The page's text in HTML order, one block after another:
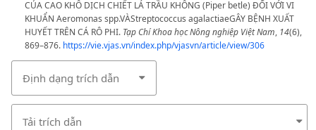
CỦA CAO KHÔ DỊCH CHIẾT LÁ TRẦU KHÔNG (Piper betle) ĐỐI VỚI VI
KHUẨN Aeromonas spp.VÀStreptococcus agalactiaeGÂY BỆNH XUẤT
HUYẾT TRÊN CÁ RÔ PHI. Tạp Chí Khoa học Nông nghiệp Việt Nam, 14(6),
869–876. https://vie.vjas.vn/index.php/vjasvn/article/view/306
Định dạng trích dẫn
Tải trích dẫn